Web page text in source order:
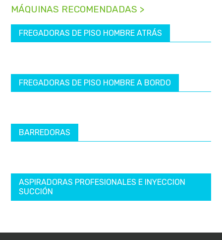
MÁQUINAS RECOMENDADAS >
FREGADORAS DE PISO HOMBRE ATRÁS
FREGADORAS DE PISO HOMBRE A BORDO
BARREDORAS
ASPIRADORAS PROFESIONALES E INYECCION
SUCCIÓN